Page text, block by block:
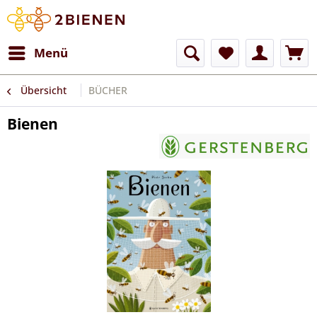
Menü
Übersicht BÜCHER
Bienen